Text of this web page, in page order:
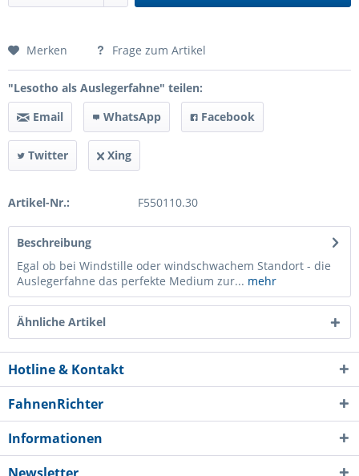
Preis anfragen
Merken Frage zum Artikel
"Lesotho als Auslegerfahne" teilen:
Email
WhatsApp Facebook
Twitter Xing
Artikel-Nr.: F550110.30
Beschreibung
Egal ob bei Windstille oder windschwachem Standort - die
Auslegerfahne das perfekte Medium zur... mehr
Ähnliche Artikel
Hotline & Kontakt
FahnenRichter
Informationen